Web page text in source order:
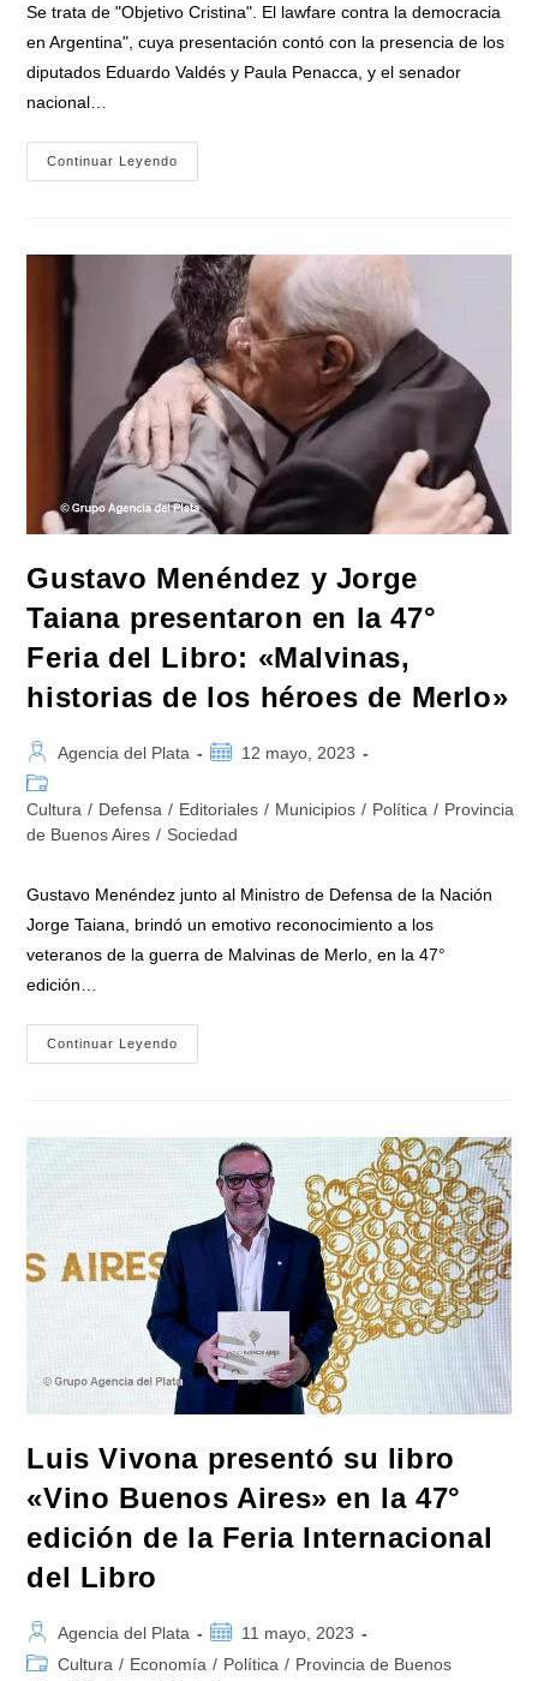
Se trata de "Objetivo Cristina". El lawfare contra la democracia
en Argentina", cuya presentación contó con la presencia de los
diputados Eduardo Valdés y Paula Penacca, y el senador
nacional…
Continuar Leyendo
Cristina»:
El
Lawfare
En
La
Argentina
En
La
Biblioteca
Del
Congreso
Nacional
Gustavo Menéndez y Jorge
Taiana presentaron en la 47°
Feria del Libro: «Malvinas,
historias de los héroes de Merlo»
Autor
de
la
entrada:
Agencia del Plata
Publicación
entrada:
12 mayo, 2023
Categoría
de
la
Cultura / Defensa / Editoriales / Municipios / Política / Provincia
de Buenos Aires / Sociedad
Gustavo Menéndez junto al Ministro de Defensa de la Nación
Jorge Taiana, brindó un emotivo reconocimiento a los
veteranos de la guerra de Malvinas de Merlo, en la 47°
edición…
Continuar Leyendo
Menéndez
Feria
Libro:
«Malvinas,
Historias
De
Héroes
De
Merlo»
Luis Vivona presentó su libro
«Vino Buenos Aires» en la 47°
edición de la Feria Internacional
del Libro
Autor
de
Agencia del Plata
Publicación
de
11 mayo, 2023
Categoría
Cultura / Economía / Política / Provincia de Buenos